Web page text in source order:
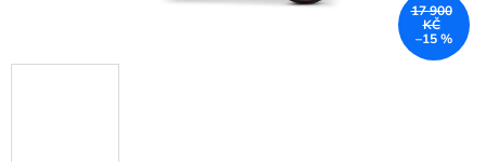
17 900
KČ
–15 %